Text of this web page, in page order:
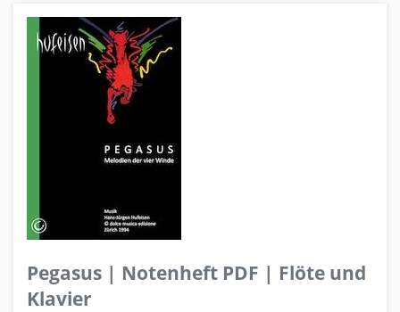
Pegasus | Notenheft PDF | Flöte und
Klavier